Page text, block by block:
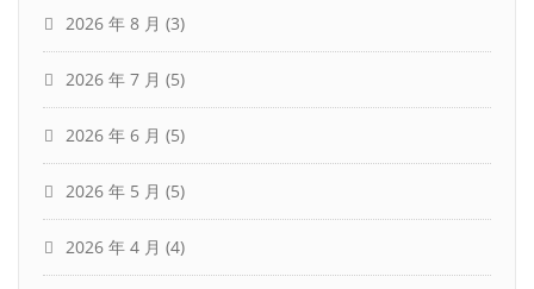
2026 年 8 月 (3)
2026 年 7 月 (5)
2026 年 6 月 (5)
2026 年 5 月 (5)
2026 年 4 月 (4)